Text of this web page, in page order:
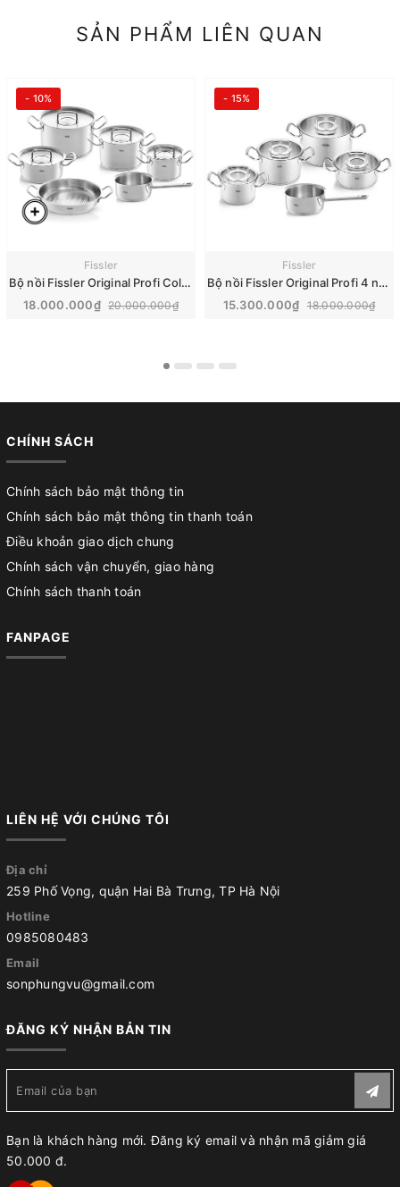
SẢN PHẨM LIÊN QUAN
- 10%
Fissler
Bộ nồi Fissler Original Profi Collection vung thép, 6 món | Made in Germany
18.000.000₫ 20.000.000₫
- 15%
Fissler
Bộ nồi Fissler Original Profi 4 nồi 1 quánh, vung kính Made in Germany | 084-129-05-008/0
15.300.000₫ 18.000.000₫
CHÍNH SÁCH
Chính sách bảo mật thông tin
Chính sách bảo mật thông tin thanh toán
Điều khoản giao dịch chung
Chính sách vận chuyển, giao hàng
Chính sách thanh toán
FANPAGE
LIÊN HỆ VỚI CHÚNG TÔI
Địa chỉ
259 Phố Vọng, quận Hai Bà Trưng, TP Hà Nội
Hotline
0985080483
Email
sonphungvu@gmail.com
ĐĂNG KÝ NHẬN BẢN TIN
Bạn là khách hàng mới. Đăng ký email và nhận mã giảm giá
50.000 đ.